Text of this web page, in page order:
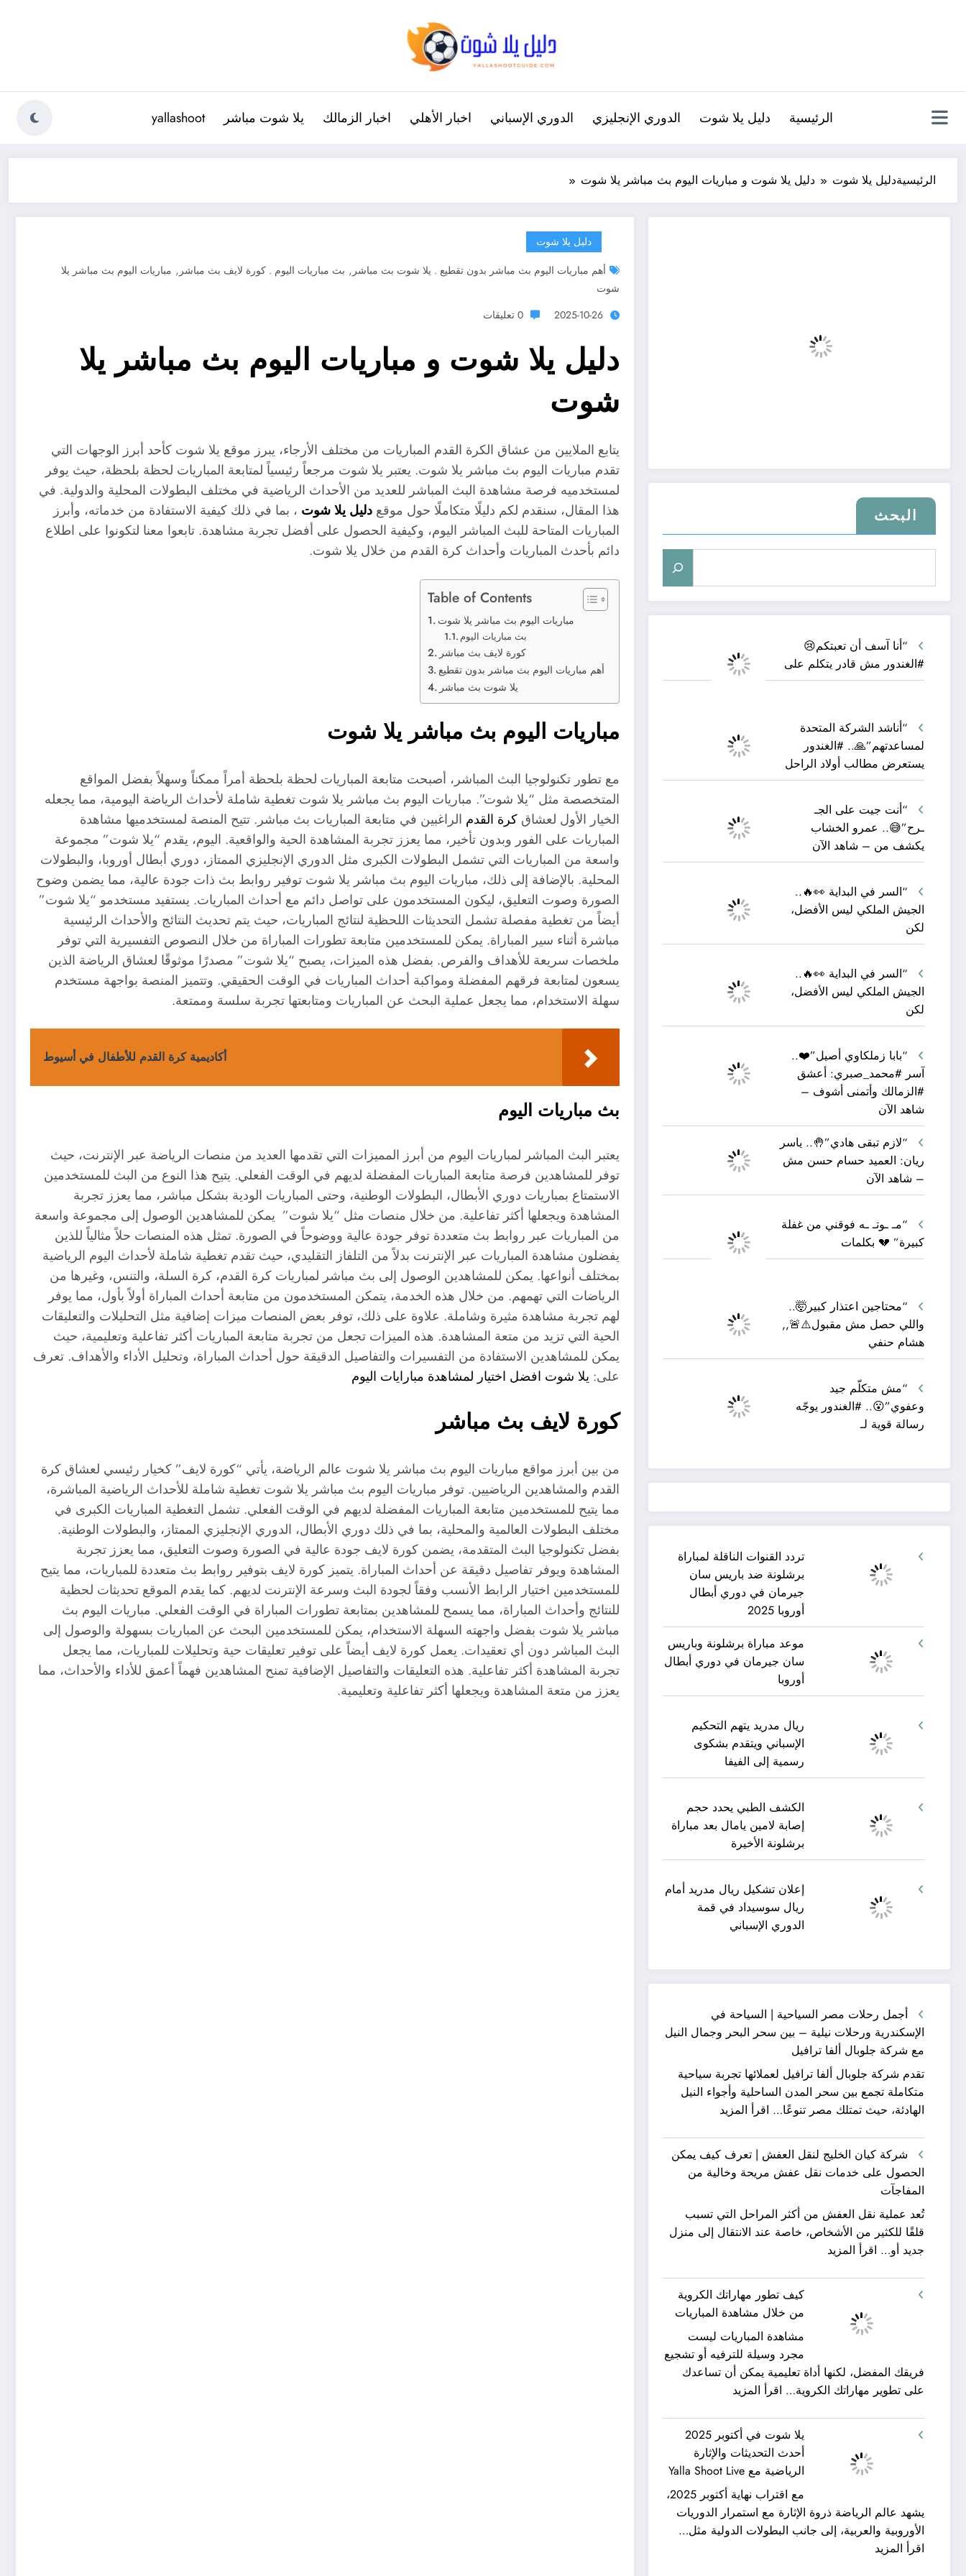
الرئيسية دليل يلا شوت الدوري الإنجليزي الدوري الإسباني اخبار الأهلي اخبار الزمالك يلا شوت مباشر yallashoot
الرئيسيةدليل يلا شوت دليل يلا شوت و مباريات اليوم بث مباشر يلا شوت
البحث
“أنا آسف أن تعبتكم😢
#الغندور مش قادر يتكلم على
“أناشد الشركة المتحدة
لمساعدتهم”🙏.. #الغندور
يستعرض مطالب أولاد الراحل
“أنت جيت على الجـ
ـرح”😅.. عمرو الخشاب
يكشف من – شاهد الآن
“السر في البداية 👀🔥..
الجيش الملكي ليس الأفضل،
لكن
“السر في البداية 👀🔥..
الجيش الملكي ليس الأفضل،
لكن
“بابا زملكاوي أصيل”❤️..
آسر #محمد_صبري: أعشق
#الزمالك وأتمنى أشوف –
شاهد الآن
“لازم تبقى هادي”🤚.. ياسر
ريان: العميد حسام حسن مش
– شاهد الآن
“مـ ـوتـ ـه فوقني من غفلة
كبيرة” 💔 بكلمات
“محتاجين اعتذار كبير🤯..
واللي حصل مش مقبول⚠️🚨,,
هشام حنفي
“مش متكلّم جيد
وعفوي”😮.. #الغندور يوجّه
رسالة قوية لـ
تردد القنوات الناقلة لمباراة
برشلونة ضد باريس سان
جيرمان في دوري أبطال
أوروبا 2025
موعد مباراة برشلونة وباريس
سان جيرمان في دوري أبطال
أوروبا
ريال مدريد يتهم التحكيم
الإسباني ويتقدم بشكوى
رسمية إلى الفيفا
الكشف الطبي يحدد حجم
إصابة لامين يامال بعد مباراة
برشلونة الأخيرة
إعلان تشكيل ريال مدريد أمام
ريال سوسيداد في قمة
الدوري الإسباني
أجمل رحلات مصر السياحية | السياحة في
الإسكندرية ورحلات نيلية – بين سحر البحر وجمال النيل
مع شركة جلوبال ألفا ترافيل
تقدم شركة جلوبال ألفا ترافيل لعملائها تجربة سياحية
متكاملة تجمع بين سحر المدن الساحلية وأجواء النيل
الهادئة، حيث تمتلك مصر تنوعًا… اقرأ المزيد
مصر
السياحية
السياحة
في
نيلية
–
سحر
البحر
وجمال
مع
شركة
جلوبال
ألفا
ترافيل
شركة كيان الخليج لنقل العفش | تعرف كيف يمكن
الحصول على خدمات نقل عفش مريحة وخالية من
المفاجآت
تُعد عملية نقل العفش من أكثر المراحل التي تسبب
قلقًا للكثير من الأشخاص، خاصة عند الانتقال إلى منزل
جديد أو… اقرأ المزيد
الخليج
العفش
تعرف
كيف
الحصول
خدمات
عفش
مريحة
وخالية
كيف تطور مهاراتك الكروية
من خلال مشاهدة المباريات
مشاهدة المباريات ليست
مجرد وسيلة للترفيه أو تشجيع
فريقك المفضل، لكنها أداة تعليمية يمكن أن تساعدك
على تطوير مهاراتك الكروية… اقرأ المزيد
مهاراتك
الكروية
من
خلال
مشاهدة
المباريات
يلا شوت في أكتوبر 2025
أحدث التحديثات والإثارة
الرياضية مع Yalla Shoot Live
مع اقتراب نهاية أكتوبر 2025،
يشهد عالم الرياضة ذروة الإثارة مع استمرار الدوريات
الأوروبية والعربية، إلى جانب البطولات الدولية مثل…
اقرأ المزيد
دليل يلا شوت
أهم مباريات اليوم بث مباشر بدون تقطيع . يلا شوت بث مباشر , بث مباريات اليوم . كورة لايف بث مباشر , مباريات اليوم بث مباشر يلا
شوت
2025-10-26
0 تعليقات
دليل يلا شوت و مباريات اليوم بث مباشر يلا
شوت
يتابع الملايين من عشاق الكرة القدم المباريات من مختلف الأرجاء، يبرز موقع يلا شوت كأحد أبرز الوجهات التي
تقدم مباريات اليوم بث مباشر يلا شوت. يعتبر يلا شوت مرجعاً رئيسياً لمتابعة المباريات لحظة بلحظة، حيث يوفر
لمستخدميه فرصة مشاهدة البث المباشر للعديد من الأحداث الرياضية في مختلف البطولات المحلية والدولية. في
هذا المقال، سنقدم لكم دليلًا متكاملًا حول موقعدليل يلا شوت ، بما في ذلك كيفية الاستفادة من خدماته، وأبرز
المباريات المتاحة للبث المباشر اليوم، وكيفية الحصول على أفضل تجربة مشاهدة. تابعوا معنا لتكونوا على اطلاع
دائم بأحدث المباريات وأحداث كرة القدم من خلال يلا شوت.
Table of Contents
مباريات اليوم بث مباشر يلا شوت
بث مباريات اليوم
كورة لايف بث مباشر
أهم مباريات اليوم بث مباشر بدون تقطيع
يلا شوت بث مباشر
مباريات اليوم بث مباشر يلا شوت
مع تطور تكنولوجيا البث المباشر، أصبحت متابعة المباريات لحظة بلحظة أمراً ممكناً وسهلاً بفضل المواقع
المتخصصة مثل “يلا شوت”. مباريات اليوم بث مباشر يلا شوت تغطية شاملة لأحداث الرياضة اليومية، مما يجعله
الخيار الأول لعشاقكرة القدم الراغبين في متابعة المباريات بث مباشر. تتيح المنصة لمستخدميها مشاهدة
المباريات على الفور وبدون تأخير، مما يعزز تجربة المشاهدة الحية والواقعية. اليوم، يقدم “يلا شوت” مجموعة
واسعة من المباريات التي تشمل البطولات الكبرى مثل الدوري الإنجليزي الممتاز، دوري أبطال أوروبا، والبطولات
المحلية. بالإضافة إلى ذلك، مباريات اليوم بث مباشر يلا شوت توفير روابط بث ذات جودة عالية، مما يضمن وضوح
الصورة وصوت التعليق، ليكون المستخدمون على تواصل دائم مع أحداث المباريات. يستفيد مستخدمو “يلا شوت”
أيضاً من تغطية مفصلة تشمل التحديثات اللحظية لنتائج المباريات، حيث يتم تحديث النتائج والأحداث الرئيسية
مباشرة أثناء سير المباراة. يمكن للمستخدمين متابعة تطورات المباراة من خلال النصوص التفسيرية التي توفر
ملخصات سريعة للأهداف والفرص. بفضل هذه الميزات، يصبح “يلا شوت” مصدرًا موثوقًا لعشاق الرياضة الذين
يسعون لمتابعة فرقهم المفضلة ومواكبة أحداث المباريات في الوقت الحقيقي. وتتميز المنصة بواجهة مستخدم
سهلة الاستخدام، مما يجعل عملية البحث عن المباريات ومتابعتها تجربة سلسة وممتعة.
أكاديمية كرة القدم للأطفال في أسيوط
بث مباريات اليوم
يعتبر البث المباشر لمباريات اليوم من أبرز المميزات التي تقدمها العديد من منصات الرياضة عبر الإنترنت، حيث
توفر للمشاهدين فرصة متابعة المباريات المفضلة لديهم في الوقت الفعلي. يتيح هذا النوع من البث للمستخدمين
الاستمتاع بمباريات دوري الأبطال، البطولات الوطنية، وحتى المباريات الودية بشكل مباشر، مما يعزز تجربة
المشاهدة ويجعلها أكثر تفاعلية. من خلال منصات مثل “يلا شوت” يمكن للمشاهدين الوصول إلى مجموعة واسعة
من المباريات عبر روابط بث متعددة توفر جودة عالية ووضوحاً في الصورة. تمثل هذه المنصات حلاً مثالياً للذين
يفضلون مشاهدة المباريات عبر الإنترنت بدلاً من التلفاز التقليدي، حيث تقدم تغطية شاملة لأحداث اليوم الرياضية
بمختلف أنواعها. يمكن للمشاهدين الوصول إلى بث مباشر لمباريات كرة القدم، كرة السلة، والتنس، وغيرها من
الرياضات التي تهمهم. من خلال هذه الخدمة، يتمكن المستخدمون من متابعة أحداث المباراة أولاً بأول، مما يوفر
لهم تجربة مشاهدة مثيرة وشاملة. علاوة على ذلك، توفر بعض المنصات ميزات إضافية مثل التحليلات والتعليقات
الحية التي تزيد من متعة المشاهدة. هذه الميزات تجعل من تجربة متابعة المباريات أكثر تفاعلية وتعليمية، حيث
يمكن للمشاهدين الاستفادة من التفسيرات والتفاصيل الدقيقة حول أحداث المباراة، وتحليل الأداء والأهداف. تعرف
على: يلا شوت افضل اختيار لمشاهدة مبارايات اليوم
كورة لايف بث مباشر
من بين أبرز مواقع مباريات اليوم بث مباشر يلا شوت عالم الرياضة، يأتي “كورة لايف” كخيار رئيسي لعشاق كرة
القدم والمشاهدين الرياضيين. توفر مباريات اليوم بث مباشر يلا شوت تغطية شاملة للأحداث الرياضية المباشرة،
مما يتيح للمستخدمين متابعة المباريات المفضلة لديهم في الوقت الفعلي. تشمل التغطية المباريات الكبرى في
مختلف البطولات العالمية والمحلية، بما في ذلك دوري الأبطال، الدوري الإنجليزي الممتاز، والبطولات الوطنية.
بفضل تكنولوجيا البث المتقدمة، يضمن كورة لايف جودة عالية في الصورة وصوت التعليق، مما يعزز تجربة
المشاهدة ويوفر تفاصيل دقيقة عن أحداث المباراة. يتميز كورة لايف بتوفير روابط بث متعددة للمباريات، مما يتيح
للمستخدمين اختيار الرابط الأنسب وفقاً لجودة البث وسرعة الإنترنت لديهم. كما يقدم الموقع تحديثات لحظية
للنتائج وأحداث المباراة، مما يسمح للمشاهدين بمتابعة تطورات المباراة في الوقت الفعلي. مباريات اليوم بث
مباشر يلا شوت بفضل واجهته السهلة الاستخدام، يمكن للمستخدمين البحث عن المباريات بسهولة والوصول إلى
البث المباشر دون أي تعقيدات. يعمل كورة لايف أيضاً على توفير تعليقات حية وتحليلات للمباريات، مما يجعل
تجربة المشاهدة أكثر تفاعلية. هذه التعليقات والتفاصيل الإضافية تمنح المشاهدين فهماً أعمق للأداء والأحداث، مما
يعزز من متعة المشاهدة ويجعلها أكثر تفاعلية وتعليمية.